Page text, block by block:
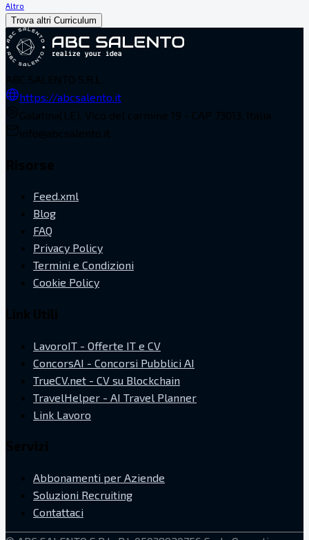
Altro
Trova altri Curriculum
https://abcsalento.it
Feed.xml
Blog
FAQ
Privacy Policy
Termini e Condizioni
Cookie Policy
LavoroIT - Offerte IT e CV
ConcorsAI - Concorsi Pubblici AI
TrueCV.net - CV su Blockchain
TravelHelper - AI Travel Planner
Link Lavoro
Abbonamenti per Aziende
Soluzioni Recruiting
Contattaci